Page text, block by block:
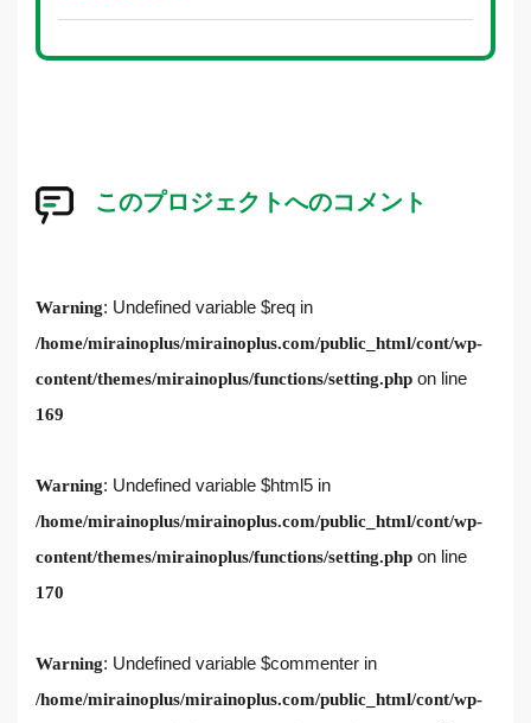
このプロジェクトへのコメント
Warning: Undefined variable $req in
/home/mirainoplus/mirainoplus.com/public_html/cont/wp-
content/themes/mirainoplus/functions/setting.php on line
169
Warning: Undefined variable $html5 in
/home/mirainoplus/mirainoplus.com/public_html/cont/wp-
content/themes/mirainoplus/functions/setting.php on line
170
Warning: Undefined variable $commenter in
/home/mirainoplus/mirainoplus.com/public_html/cont/wp-